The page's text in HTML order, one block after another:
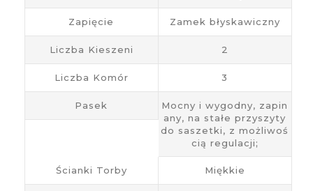
Zapięcie Zamek błyskawiczny
Liczba Kieszeni 2
Liczba Komór 3
Pasek
Mocny i wygodny, zapin
any, na stałe przyszyty
do saszetki, z możliwoś
cią regulacji;
Ścianki Torby Miękkie